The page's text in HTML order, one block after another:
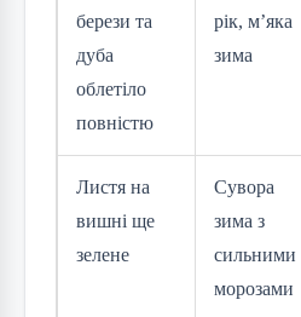
берези та
дуба
облетіло
повністю
рік, м’яка
зима
Листя на
вишні ще
зелене
Сувора
зима з
сильними
морозами